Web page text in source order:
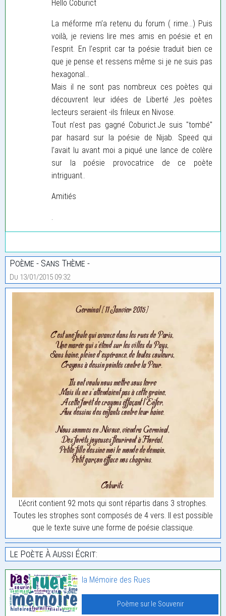
Hello Coburict
La méforme m’a retenu du forum ( rime...) Puis
voilà, je reviens lire mes amis en poésie et en
l’esprit. En l’esprit car ta poésie traduit bien ce
que je pense et ressens même si je ne suis pas
hexagonal...
Mais il ne sont pas nombreux ces poètes qui
découvrent leur idées de Liberté ,les poètes
lecteurs seraient -ils frileux en Nivose.
Tout n’est pas gagné Coburict.Je suis "tombé"
par hasard sur la poésie de Nijab. Speed qui
l’avait lu avant moi a piqué une lance de colère
sur la poésie provocatrice de ce poète
intriguant..
Amitiés
Poème - Sans Thème -
Du 13/01/2015 09:32
L'écrit contient 92 mots qui sont répartis dans 3 strophes.
Toutes les strophes sont composés de 4 vers. Il est possible
que le texte suive une forme de poésie classique.
Le Poète À Aussi Écrit:
la Mémoire des Rues
Poème sur le Souvenir